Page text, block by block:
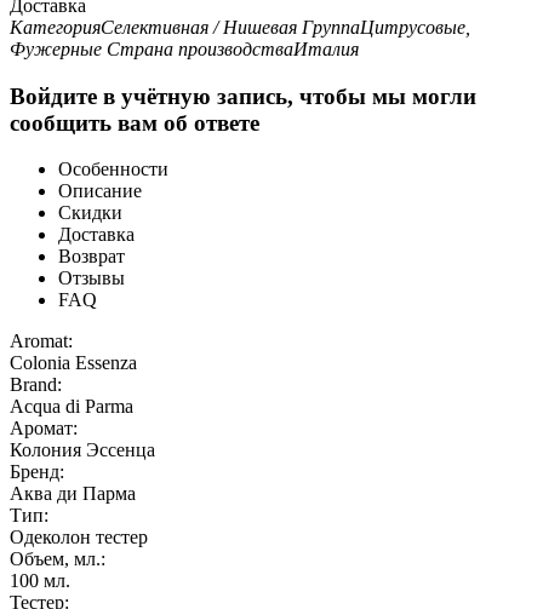
Доставка
КатегорияСелективная / Нишевая ГруппаЦитрусовые,
Фужерные Страна производстваИталия
Войдите в учётную запись, чтобы мы могли
сообщить вам об ответе
Особенности
Описание
Скидки
Доставка
Возврат
Отзывы
FAQ
Aromat:
Colonia Essenza
Brand:
Acqua di Parma
Аромат:
Колония Эссенца
Бренд:
Аква ди Парма
Тип:
Одеколон тестер
Объем, мл.:
100 мл.
Тестер: